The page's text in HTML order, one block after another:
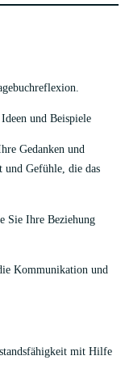
und Beispiele
Gedanken und
und Gefühle, die das
Sie Ihre Beziehung
Kommunikation und
mit Hilfe